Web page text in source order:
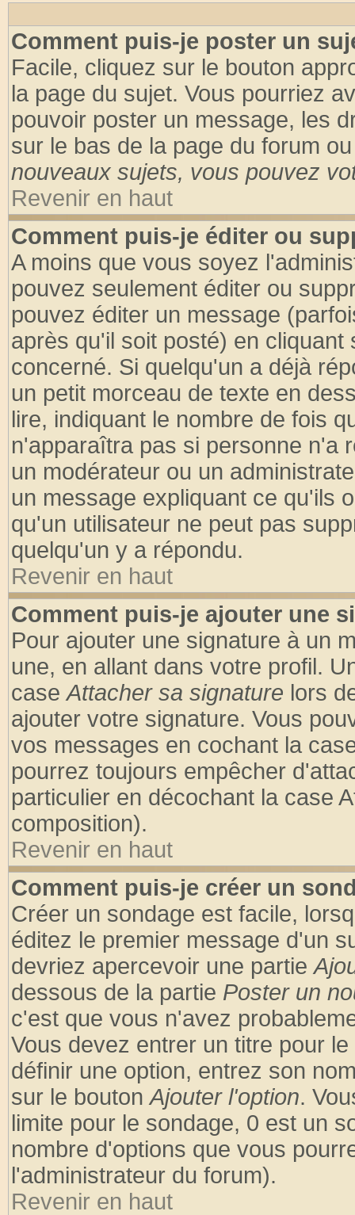
Comment puis-je poster un
Facile, cliquez sur le bouton
la page du sujet. Vous pourriez
pouvoir poster un message, les
sur le bas de la page du forum
nouveaux sujets, vous pouvez
Revenir en haut
Comment puis-je éditer ou
A moins que vous soyez
pouvez seulement éditer ou
pouvez éditer un message
après qu'il soit posté) en
concerné. Si quelqu'un a déjà
un petit morceau de texte en
lire, indiquant le nombre de fois
n'apparaîtra pas si personne n'a
un modérateur ou un
un message expliquant ce qu'ils
qu'un utilisateur ne peut pas
quelqu'un y a répondu.
Revenir en haut
Comment puis-je ajouter une
Pour ajouter une signature à un
une, en allant dans votre profil.
caseAttacher sa signature lors
ajouter votre signature. Vous
vos messages en cochant la
pourrez toujours empêcher
particulier en décochant la case
composition).
Revenir en haut
Comment puis-je créer un
Créer un sondage est facile,
éditez le premier message d'un
devriez apercevoir une partie
dessous de la partie Poster un
c'est que vous n'avez
Vous devez entrer un titre pour
définir une option, entrez son
sur le boutonAjouter l'option.
limite pour le sondage, 0 est un
nombre d'options que vous
l'administrateur du forum).
Revenir en haut